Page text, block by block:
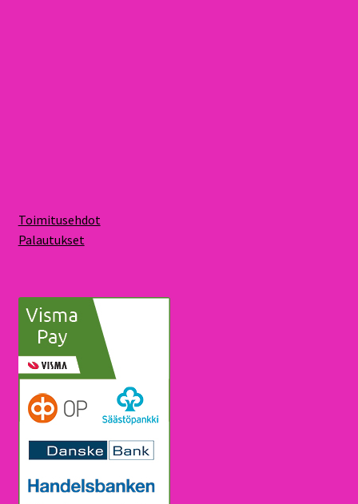
Toimitusehdot
Palautukset